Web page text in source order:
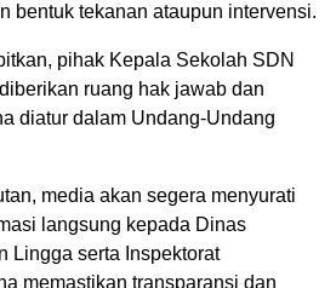
bentuk tekanan ataupun intervensi.
pihak Kepala Sekolah SDN
ruang hak jawab dan
diatur dalam Undang-Undang
media akan segera menyurati
langsung kepada Dinas
Lingga serta Inspektorat
memastikan transparansi dan